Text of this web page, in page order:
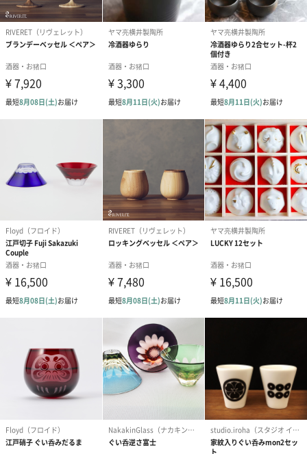
らわれず積極果敢にチャレンジする姿勢で、脈々と継承してきた
技術に、時代を反映した感性を融合させ、鋳物という産業に新た
な轍を描きつづけています。
商品詳細情報
片口：高さ55mm×幅128mm×奥行77mm
ぐい吞み：高さ44mm×直径67mm
満水容量
片口：195cc
ぐい吞み：90cc
片口、錫 ぐい呑み：錫100%
錫・金箔 ぐい呑み：錫100%、金箔
箱仕様
化粧箱
備考
※全て手仕事で製造しているため、サイズ・容量・重
さ・風合いには個体差があります。
※お選びいただくぐい吞みによって価格が異なりま
す。錫・金箔 ぐい呑みの場合：+1,870円
商品オプション情報
紙袋
お渡し用の紙袋です。
商品に合わせたサイズをお届けします。